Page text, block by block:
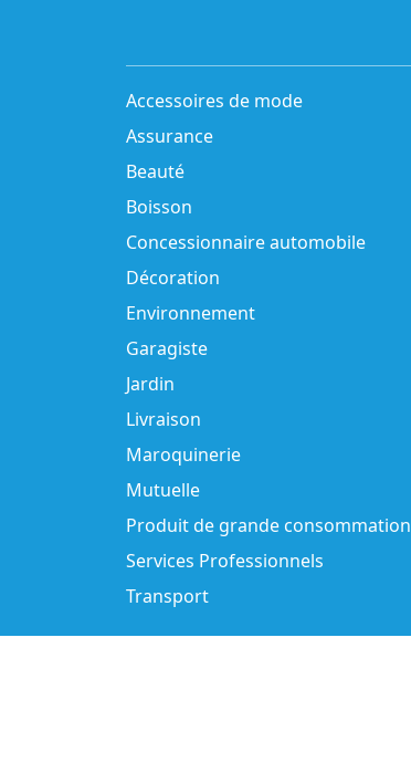
Accessoires de mode
Assurance
Beauté
Boisson
Concessionnaire automobile
Décoration
Environnement
Garagiste
Jardin
Livraison
Maroquinerie
Mutuelle
Produit de grande consommation
Services Professionnels
Transport